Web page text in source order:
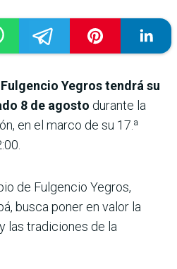
Yegros tendrá su
8 de agosto durante la
en el marco de su 17.ª
de Fulgencio Yegros,
busca poner en valor la
las tradiciones de la